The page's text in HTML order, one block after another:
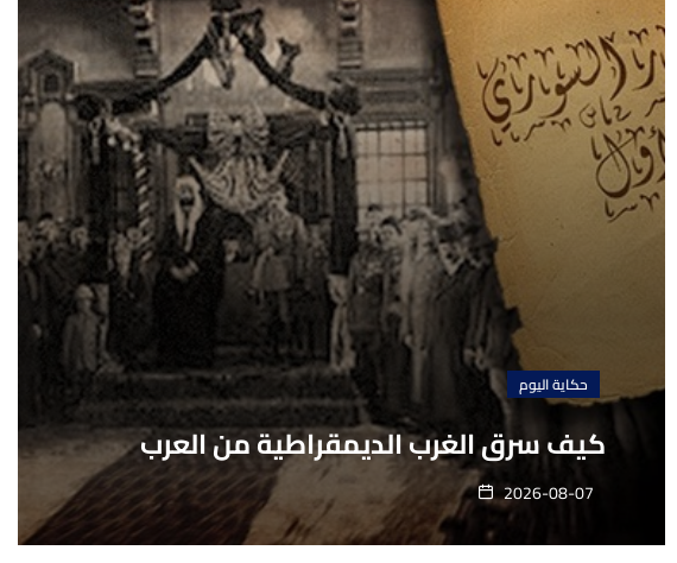
حكاية اليوم
كيف سرق الغرب الديمقراطية من العرب
2026-08-07